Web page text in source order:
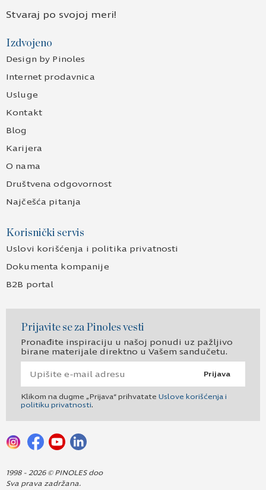
Stvaraj po svojoj meri!
Izdvojeno
Design by Pinoles
Internet prodavnica
Usluge
Kontakt
Blog
Karijera
O nama
Društvena odgovornost
Najčešća pitanja
Korisnički servis
Uslovi korišćenja i politika privatnosti
Dokumenta kompanije
B2B portal
Prijavite se za Pinoles vesti
Pronađite inspiraciju u našoj ponudi uz pažljivo
birane materijale direktno u Vašem sandučetu.
Prijava
Klikom na dugme „Prijava“ prihvatate Uslove korišćenja i
politiku privatnosti.
1998 - 2026 © PINOLES doo
Sva prava zadržana.